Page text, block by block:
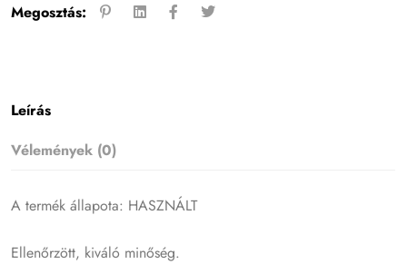
Megosztás:
Leírás
Vélemények (0)
A termék állapota: HASZNÁLT
Ellenőrzött, kiváló minőség.